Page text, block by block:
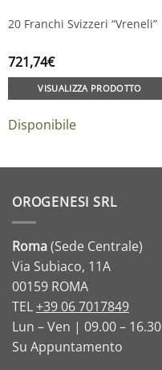
20 Franchi Svizzeri “Vreneli”
721,74€
VISUALIZZA PRODOTTO
Disponibile
OROGENESI SRL
Roma(Sede Centrale)
Via Subiaco, 11A
00159 ROMA
TEL+39 06 7017849
Lun – Ven | 09.00 – 16.30
Su Appuntamento